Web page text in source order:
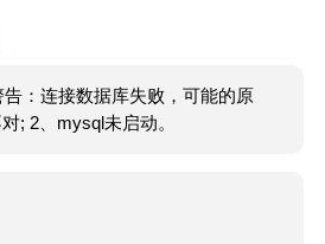
：连接数据库失败，可能的原
; 2、mysql未启动。